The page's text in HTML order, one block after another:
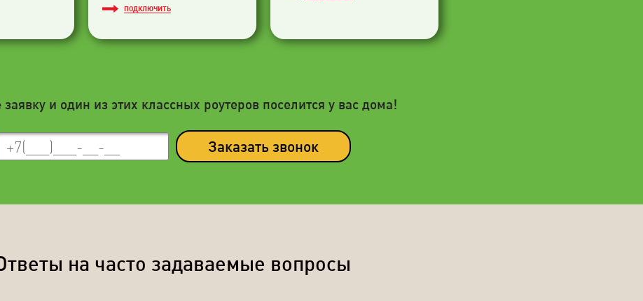
ПОДКЛЮЧИТЬ
заявку и один из этих классных роутеров поселится у вас дома!
Заказать звонок
на часто задаваемые вопросы